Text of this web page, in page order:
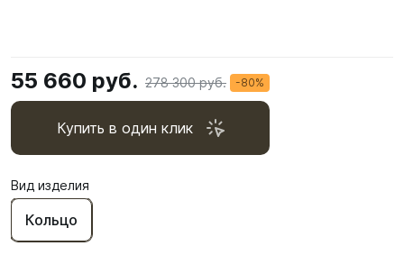
55 660 руб. 278 300 руб. -80%
Купить в один клик
Вид изделия
Кольцо